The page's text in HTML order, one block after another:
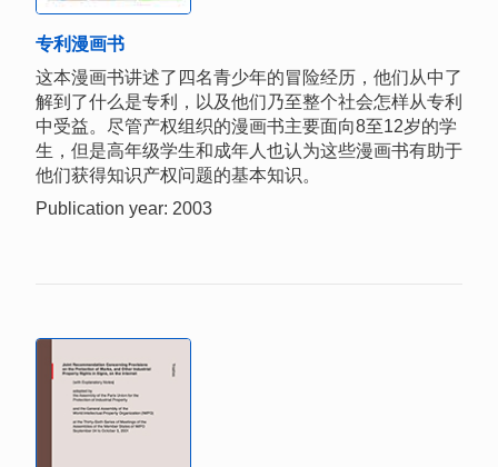
专利漫画书
这本漫画书讲述了四名青少年的冒险经历，他们从中了
解到了什么是专利，以及他们乃至整个社会怎样从专利
中受益。尽管产权组织的漫画书主要面向8至12岁的学
生，但是高年级学生和成年人也认为这些漫画书有助于
他们获得知识产权问题的基本知识。
Publication year: 2003